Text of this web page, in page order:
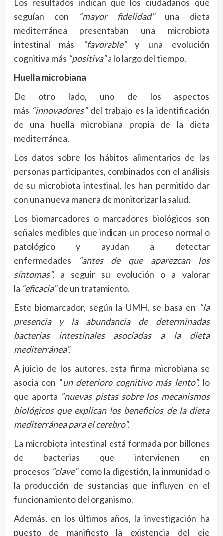
Los resultados indican que los ciudadanos que
seguían con
“mayor fidelidad” una dieta
mediterránea presentaban una microbiota
intestinal más “favorable”y una evolución
cognitiva más “positiva”a lo largo del tiempo.
Huella microbiana
De otro lado, uno de los aspectos
más “innovadores”del trabajo es la identificación
de una huella microbiana propia de la dieta
mediterránea.
Los datos sobre los hábitos alimentarios de las
personas participantes, combinados con el análisis
de su microbiota intestinal, les han permitido dar
con una nueva manera de monitorizar la salud.
Los biomarcadores o marcadores biológicos son
señales medibles que indican un proceso normal o
patológico y ayudan a detectar
enfermedades
“antes de que aparezcan los
síntomas”,a seguir su evolución o a valorar
la “eficacia”de un tratamiento.
Este biomarcador, según la UMH, se basa en “la
presencia y la abundancia de determinadas
bacterias intestinales asociadas a la dieta
mediterránea”.
A juicio de los autores, esta firma microbiana se
asocia con “un deterioro cognitivo más lento”,lo
que aporta “nuevas pistas sobre los mecanismos
biológicos que explican los beneficios de la dieta
mediterránea para el cerebro”.
La microbiota intestinal está formada por billones
de bacterias que intervienen en
procesos “clave”como la digestión, la inmunidad o
la producción de sustancias que influyen en el
funcionamiento del organismo.
Además, en los últimos años, la investigación ha
puesto de manifiesto la existencia del eje